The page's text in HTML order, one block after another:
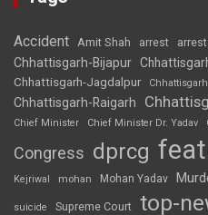
Accident Amit Shah arrest
Chhattisgarh-Bijapur
Chhattisgarh-Jagdalpur
Chhattisgarh-Raigarh
Chief Minister
Chief Minister Dr. Yadav
Congress dprcg
Kejriwal mohan Mohan Yadav
suicide Supreme Court top-